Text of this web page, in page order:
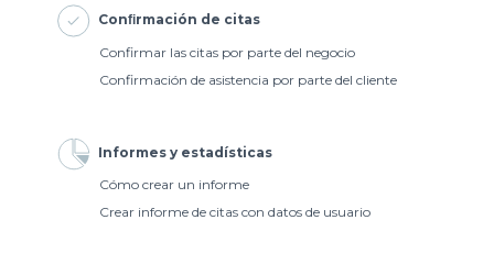
Conﬁrmación de citas
Confirmar las citas por parte del negocio
Confirmación de asistencia por parte del cliente
Informes y estadísticas
Cómo crear un informe
Crear informe de citas con datos de usuario